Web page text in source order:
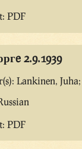
PDF
2.9.1939
Lankinen,
PDF